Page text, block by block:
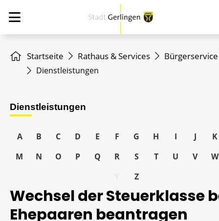
Startseite Rathaus & Services Bürgerservice
Dienstleistungen
Dienstleistungen
A B C D E F G H I J
K
M
N O P Q R S T U V
W
Z
Wechsel der Steuerklasse
Ehepaaren beantragen